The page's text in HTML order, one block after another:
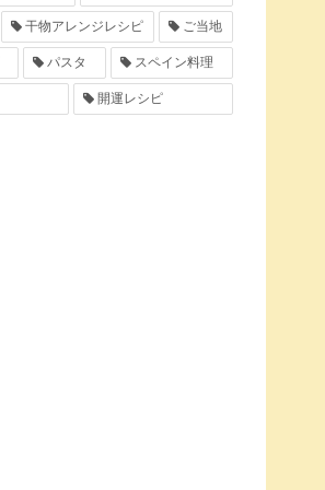
干物アレンジレシピ ご当地
パスタ スペイン料理
開運レシピ